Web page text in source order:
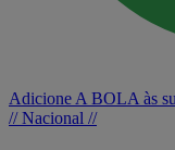
Adicione A BOLA às
// Nacional //